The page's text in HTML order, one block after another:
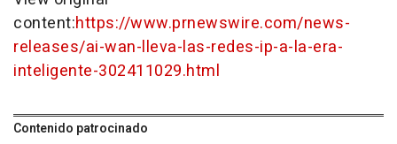
content:https://www.prnewswire.com/news-
releases/ai-wan-lleva-las-redes-ip-a-la-era-
inteligente-302411029.html
Contenido patrocinado